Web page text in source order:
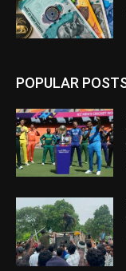
POPULAR